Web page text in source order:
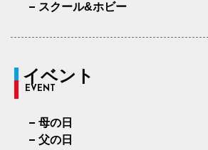
スクール&ホビー
イベント
EVENT
母の日
父の日